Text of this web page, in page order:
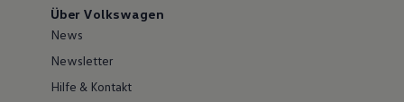
Über Volkswagen
News
Newsletter
Hilfe & Kontakt